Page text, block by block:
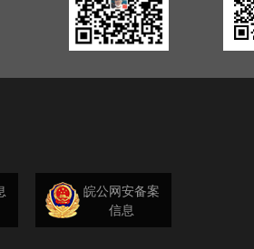
皖公网安备案
信息